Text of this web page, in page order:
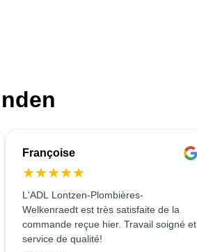
Françoise
★★★★★
L'ADL Lontzen-Plombières-
Welkenraedt est très satisfaite de la
commande reçue hier. Travail soigné et
service de qualité!